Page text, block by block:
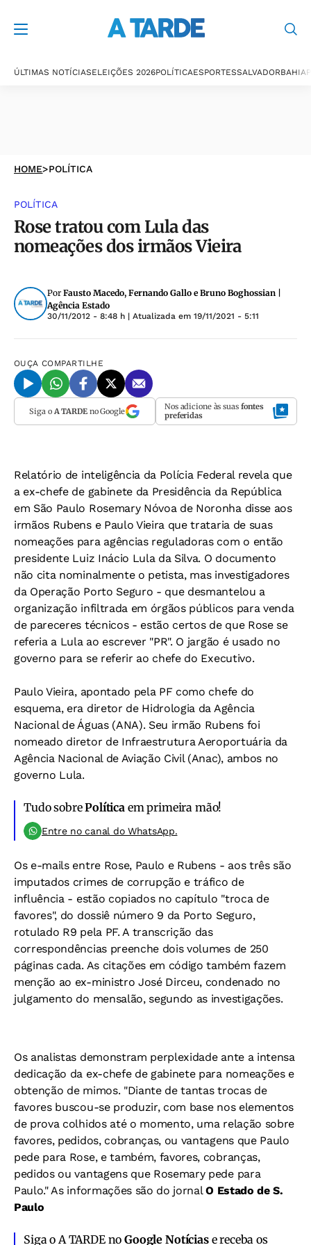
ÚLTIMAS NOTÍCIASELEIÇÕES 2026POLÍTICAESPORTESSALVADORBAHIA
HOME>POLÍTICA
POLÍTICA
Rose tratou com Lula das
nomeações dos irmãos Vieira
Por Fausto Macedo, Fernando Gallo e Bruno Boghossian |
Agência Estado
30/11/2012 - 8:48 h | Atualizada em 19/11/2021 - 5:11
OUÇA COMPARTILHE
Siga o A TARDEno Google Nos adicione às suas fontes
preferidas
Relatório de inteligência da Polícia Federal revela que
a ex-chefe de gabinete da Presidência da República
em São Paulo Rosemary Nóvoa de Noronha disse aos
irmãos Rubens e Paulo Vieira que trataria de suas
nomeações para agências reguladoras com o então
presidente Luiz Inácio Lula da Silva. O documento
não cita nominalmente o petista, mas investigadores
da Operação Porto Seguro - que desmantelou a
organização infiltrada em órgãos públicos para venda
de pareceres técnicos - estão certos de que Rose se
referia a Lula ao escrever "PR". O jargão é usado no
governo para se referir ao chefe do Executivo.
Paulo Vieira, apontado pela PF como chefe do
esquema, era diretor de Hidrologia da Agência
Nacional de Águas (ANA). Seu irmão Rubens foi
nomeado diretor de Infraestrutura Aeroportuária da
Agência Nacional de Aviação Civil (Anac), ambos no
governo Lula.
Tudo sobrePolíticaem primeira mão!
Entre no canal do WhatsApp.
Os e-mails entre Rose, Paulo e Rubens - aos três são
imputados crimes de corrupção e tráfico de
influência - estão copiados no capítulo "troca de
favores", do dossiê número 9 da Porto Seguro,
rotulado R9 pela PF. A transcrição das
correspondências preenche dois volumes de 250
páginas cada. As citações em código também fazem
menção ao ex-ministro José Dirceu, condenado no
julgamento do mensalão, segundo as investigações.
Os analistas demonstram perplexidade ante a intensa
dedicação da ex-chefe de gabinete para nomeações e
obtenção de mimos. "Diante de tantas trocas de
favores buscou-se produzir, com base nos elementos
de prova colhidos até o momento, uma relação sobre
favores, pedidos, cobranças, ou vantagens que Paulo
pede para Rose, e também, favores, cobranças,
pedidos ou vantagens que Rosemary pede para
Paulo."As informações são do jornalO Estado de S.
Paulo
Siga o A TARDE noGoogle Notíciase receba os